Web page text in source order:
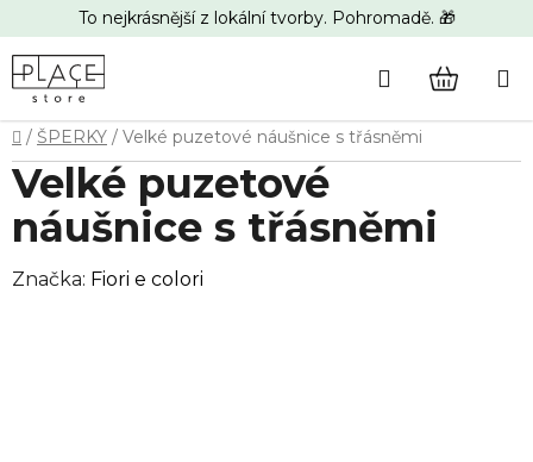
na
obsah
To nejkrásnější z lokální tvorby. Pohromadě. 🎁
Hledat
Domů
/ ŠPERKY / Velké puzetové náušnice s třásněmi
Velké puzetové
náušnice s třásněmi
Značka: Fiori e colori